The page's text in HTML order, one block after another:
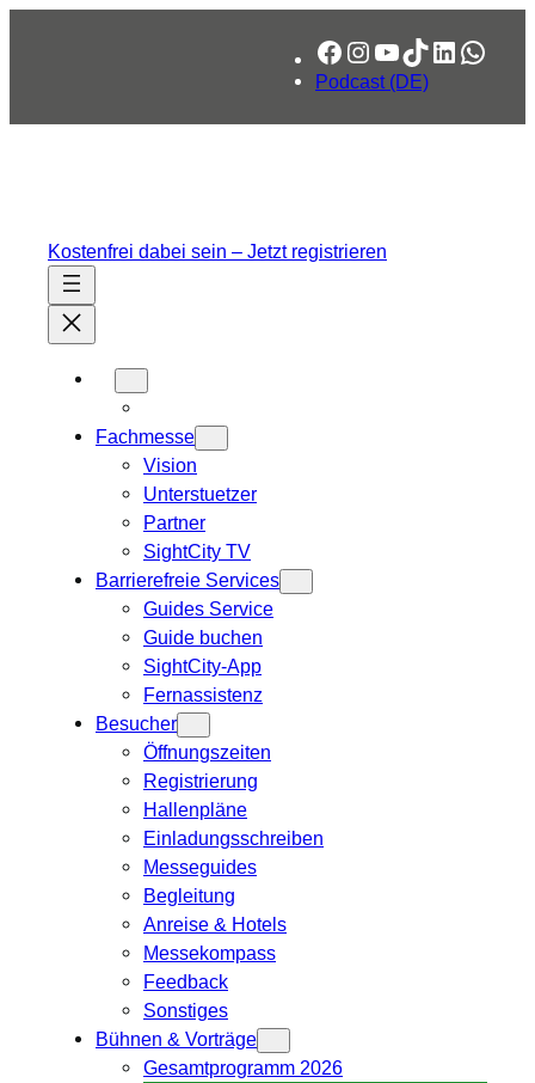
Facebook
Instagram
YouTube
TikTok
LinkedIn
Podcast (DE)
Kostenfrei dabei sein – Jetzt registrieren
Fachmesse
Vision
Unterstuetzer
Partner
SightCity TV
Barrierefreie Services
Guides Service
Guide buchen
SightCity-App
Fernassistenz
Besucher
Öffnungszeiten
Registrierung
Hallenpläne
Einladungsschreiben
Messeguides
Begleitung
Anreise & Hotels
Messekompass
Feedback
Sonstiges
Bühnen & Vorträge
Gesamtprogramm 2026